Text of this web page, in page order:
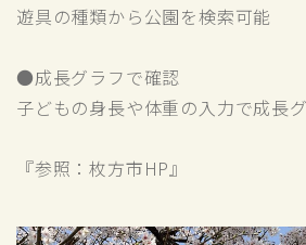
遊具の種類から公園を検索可能
●成長グラフで確認
子どもの身長や体重の入力で成長
『参照：枚方市HP』